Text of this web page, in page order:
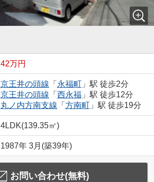
42万円
京王井の頭線 「 永福町」駅 徒歩2分
京王井の頭線 「 西永福」駅 徒歩12分
丸ノ内方南支線 「 方南町」駅 徒歩19分
4LDK(139.35㎡)
1987年 3月(築39年)
お問い合わせ(無料)